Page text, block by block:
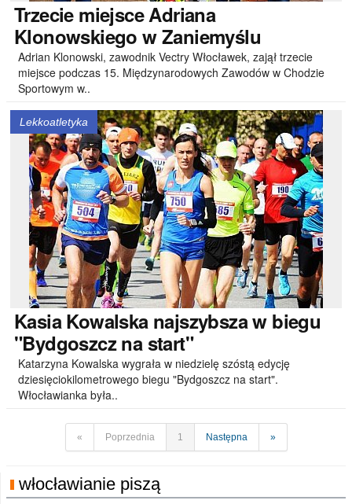
Trzeciemiejsce Adriana
Klonowskiego w Zaniemyślu
Adrian Klonowski, zawodnik Vectry Włocławek, zajął trzecie
miejsce podczas 15. Międzynarodowych Zawodów w Chodzie
Sportowym w..
Lekkoatletyka
KasiaKowalska najszybsza w biegu
"Bydgoszcz na start"
Katarzyna Kowalska wygrała w niedzielę szóstą edycję
dziesięciokilometrowego biegu "Bydgoszcz na start".
Włocławianka była..
« Poprzednia 1 Następna »
włocławianie piszą